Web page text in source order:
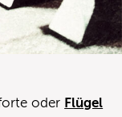
oder Flügel